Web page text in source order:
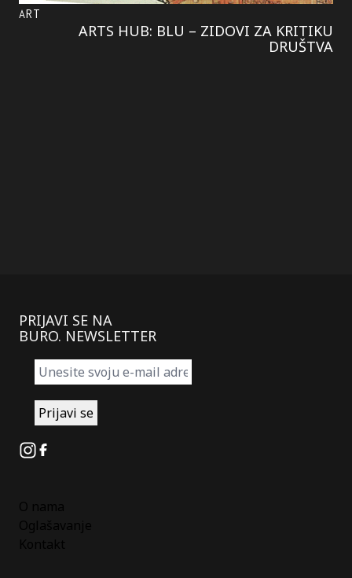
ART
ARTS HUB: BLU – ZIDOVI ZA KRITIKU
DRUŠTVA
PRIJAVI SE NA
BURO. NEWSLETTER
Instagram
Facebook